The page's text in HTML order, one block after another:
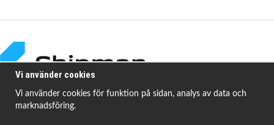
Vi använder cookies
Vi använder cookies för funktion på sidan, analys av data och
marknadsföring.